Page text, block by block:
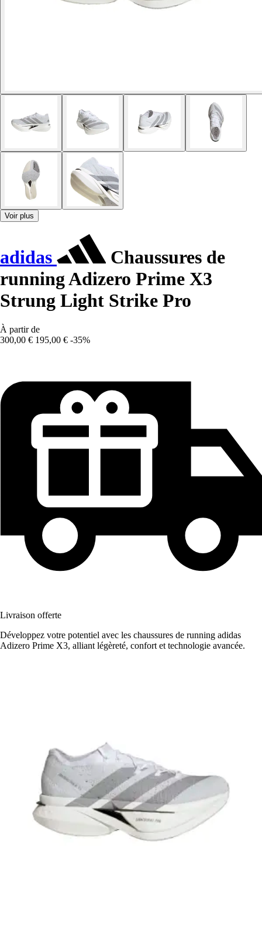
Voir plus
adidas
Chaussures de
running Adizero Prime X3
Strung Light Strike Pro
À partir de
300,00 € 195,00 € -35%
Livraison offerte
Développez votre potentiel avec les chaussures de running adidas
Adizero Prime X3, alliant légèreté, confort et technologie avancée.